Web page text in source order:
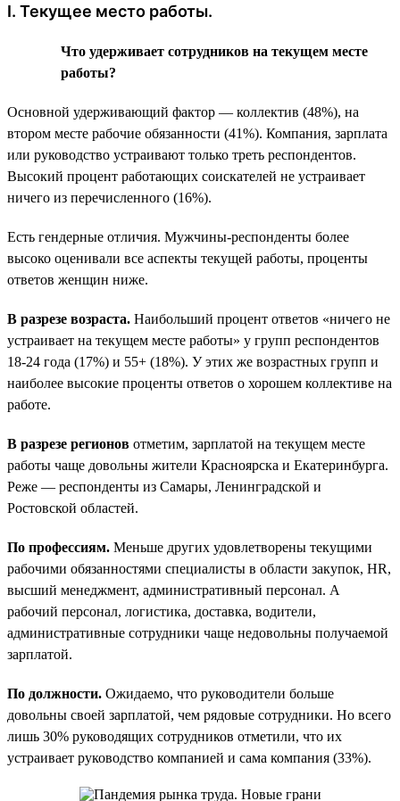
I. Текущее место работы.
Что удерживает сотрудников на текущем месте
работы?
Основной удерживающий фактор — коллектив (48%), на
втором месте рабочие обязанности (41%). Компания, зарплата
или руководство устраивают только треть респондентов.
Высокий процент работающих соискателей не устраивает
ничего из перечисленного (16%).
Есть гендерные отличия. Мужчины-респонденты более
высоко оценивали все аспекты текущей работы, проценты
ответов женщин ниже.
В разрезе возраста. Наибольший процент ответов «ничего не
устраивает на текущем месте работы» у групп респондентов
18-24 года (17%) и 55+ (18%). У этих же возрастных групп и
наиболее высокие проценты ответов о хорошем коллективе на
работе.
В разрезе регионов отметим, зарплатой на текущем месте
работы чаще довольны жители Красноярска и Екатеринбурга.
Реже — респонденты из Самары, Ленинградской и
Ростовской областей.
По профессиям. Меньше других удовлетворены текущими
рабочими обязанностями специалисты в области закупок, HR,
высший менеджмент, административный персонал. А
рабочий персонал, логистика, доставка, водители,
административные сотрудники чаще недовольны получаемой
зарплатой.
По должности. Ожидаемо, что руководители больше
довольны своей зарплатой, чем рядовые сотрудники. Но всего
лишь 30% руководящих сотрудников отметили, что их
устраивает руководство компанией и сама компания (33%).